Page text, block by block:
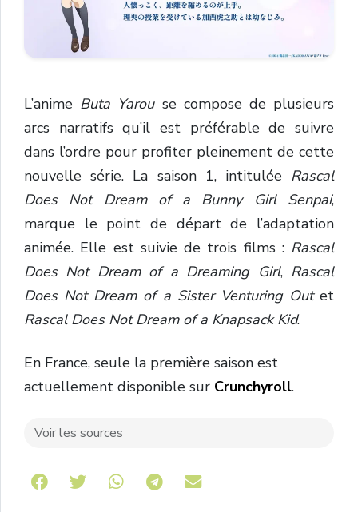
L’anime Buta Yarouse compose de plusieurs
arcs narratifs qu’il est préférable de suivre
dans l’ordre pour profiter pleinement de cette
nouvelle série. La saison 1, intitulée Rascal
Does Not Dream of a Bunny Girl Senpai,
marque le point de départ de l’adaptation
animée. Elle est suivie de trois films : Rascal
Does Not Dream of a Dreaming Girl, Rascal
Does Not Dream of a Sister Venturing Outet
Rascal Does Not Dream of a Knapsack Kid.
En France, seule la première saison est
actuellement disponible sur Crunchyroll.
Voir les sources
Share on Telegram